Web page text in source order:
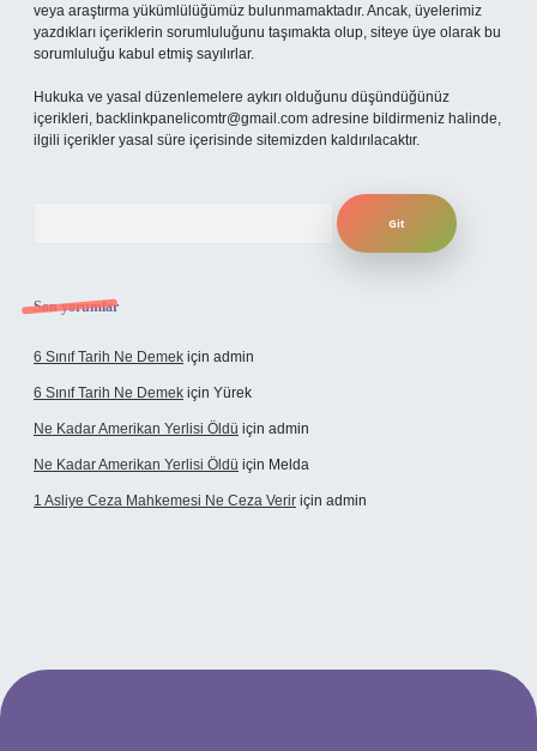
veya araştırma yükümlülüğümüz bulunmamaktadır. Ancak, üyelerimiz
yazdıkları içeriklerin sorumluluğunu taşımakta olup, siteye üye olarak bu
sorumluluğu kabul etmiş sayılırlar.
Hukuka ve yasal düzenlemelere aykırı olduğunu düşündüğünüz
içerikleri, backlinkpanelicomtr@gmail.com adresine bildirmeniz halinde,
ilgili içerikler yasal süre içerisinde sitemizden kaldırılacaktır.
Son yorumlar
6 Sınıf Tarih Ne Demek için admin
6 Sınıf Tarih Ne Demek için Yürek
Ne Kadar Amerikan Yerlisi Öldü için admin
Ne Kadar Amerikan Yerlisi Öldü için Melda
1 Asliye Ceza Mahkemesi Ne Ceza Verir için admin